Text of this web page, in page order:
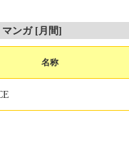
ンガ [月間]
名称